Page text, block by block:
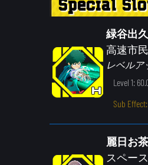
緑谷出
高速市
レベルア
Level 1:
Sub
麗日お
スペー